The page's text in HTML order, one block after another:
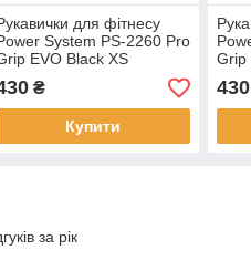
для фітнесу
System PS-2260 Pro
EVO Black XS
₴
Купити
Grip
430
за рік